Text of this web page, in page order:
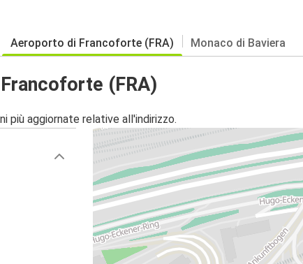
Aeroporto di Francoforte (FRA) Monaco di Baviera
(FRA)
più aggiornate relative all'indirizzo.